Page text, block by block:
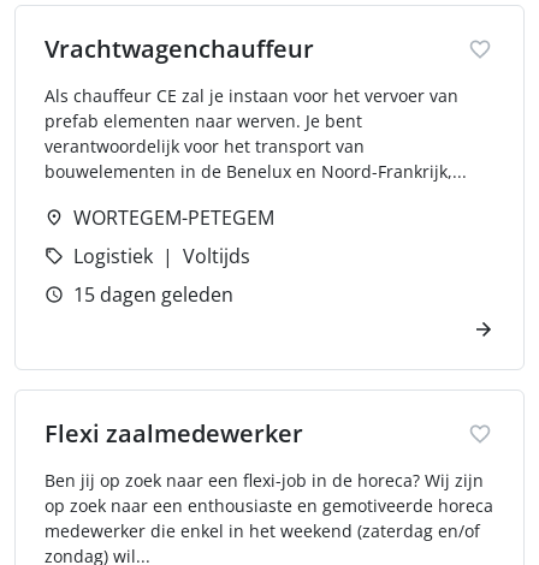
Vrachtwagenchauffeur
Als chauffeur CE zal je instaan voor het vervoer van
prefab elementen naar werven. Je bent
verantwoordelijk voor het transport van
bouwelementen in de Benelux en Noord-Frankrijk,...
WORTEGEM-PETEGEM
Logistiek
Voltijds
15 dagen geleden
Flexi zaalmedewerker
Ben jij op zoek naar een flexi-job in de horeca? Wij zijn
op zoek naar een enthousiaste en gemotiveerde horeca
medewerker die enkel in het weekend (zaterdag en/of
zondag) wil...